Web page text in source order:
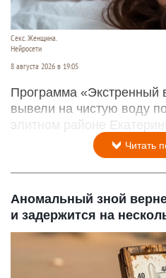
Секс. Женщина.
Нейросети
8 августа 2026 в 19:05
Программа «Экстренный
вывели на чистую воду
элитном районе
Читать
Аномальный зной
и задержится на